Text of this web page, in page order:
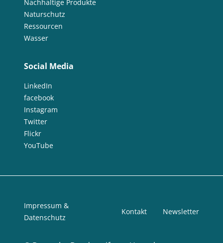
Nachhaltige Produkte
Naturschutz
Ressourcen
Wasser
Social Media
LinkedIn
facebook
Instagram
Twitter
Flickr
YouTube
Impressum &
Datenschutz
Kontakt Newsletter